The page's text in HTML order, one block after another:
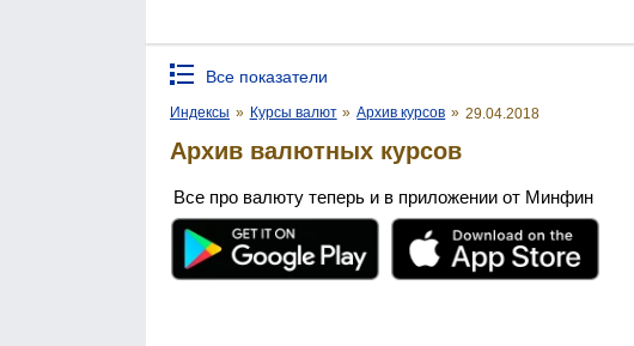
Все показатели
Индексы » Курсы валют » Архив курсов » 29.04.2018
Архив валютных курсов
Все про валюту теперь и в приложении от Минфин